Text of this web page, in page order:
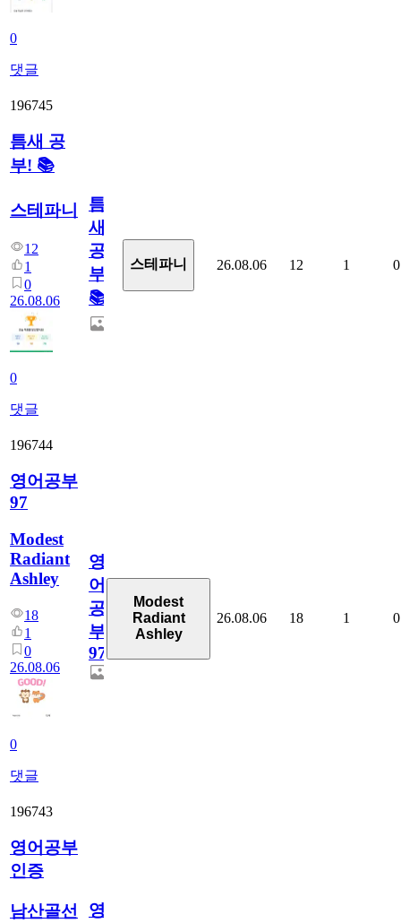
0
댓글
196745
틈새 공
부! 📚
스테파니
12
1
0
26.08.06
0
댓글
틈
새
공
부!
📚
스테파니 26.08.06 12 1 0
196744
영어공부
97
Modest
Radiant
Ashley
18
1
0
26.08.06
0
댓글
영
어
공
부
97
Modest
Radiant
Ashley
26.08.06 18 1 0
196743
영어공부
인증
남산골선
영